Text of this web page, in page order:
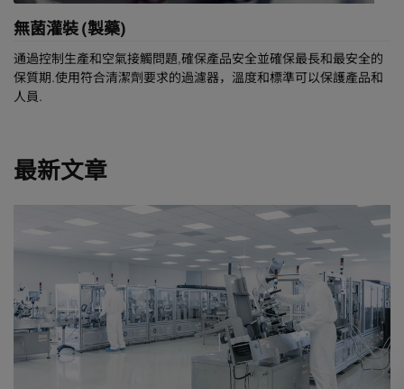
無菌灌裝 (製藥)
通過控制生產和空氣接觸問題,確保產品安全並確保最長和最安全的
保質期.使用符合清潔劑要求的過濾器，溫度和標準可以保護產品和
人員.
最新文章